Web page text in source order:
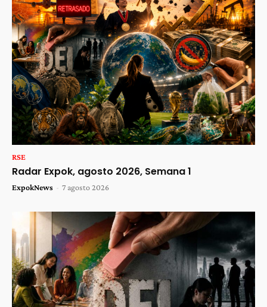
RSE
Radar Expok, agosto 2026, Semana 1
ExpokNews - 7 agosto 2026